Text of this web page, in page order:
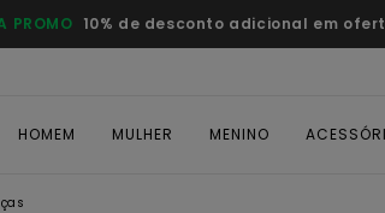
PROMO 10% de desconto adicional em
HOMEM MULHER MENINO